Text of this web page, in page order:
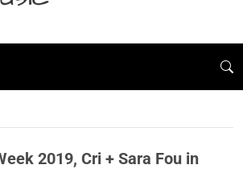
2019, Cri + Sara Fou in